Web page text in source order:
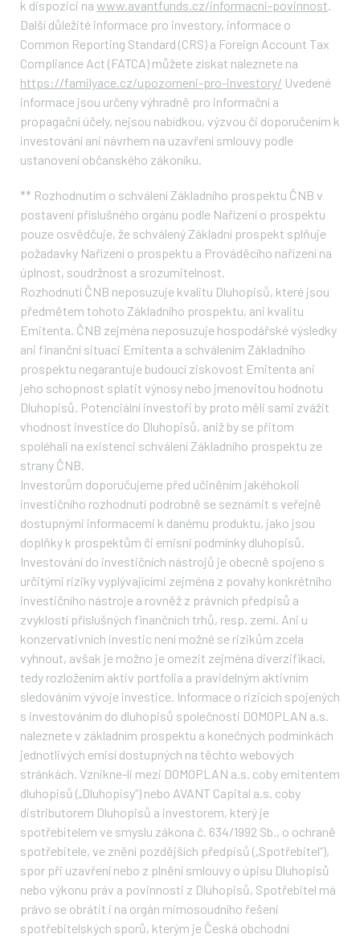
k dispozici na www.avantfunds.cz/informacni-povinnost.
Další důležité informace pro investory, informace o
Common Reporting Standard (CRS) a Foreign Account Tax
Compliance Act (FATCA) můžete získat naleznete na
https://familyace.cz/upozorneni-pro-investory/ Uvedené
informace jsou určeny výhradně pro informační a
propagační účely, nejsou nabídkou, výzvou či doporučením k
investování ani návrhem na uzavření smlouvy podle
ustanovení občanského zákoníku.
** Rozhodnutím o schválení Základního prospektu ČNB v
postavení příslušného orgánu podle Nařízení o prospektu
pouze osvědčuje, že schválený Základní prospekt splňuje
požadavky Nařízení o prospektu a Prováděcího nařízení na
úplnost, soudržnost a srozumitelnost.
Rozhodnutí ČNB neposuzuje kvalitu Dluhopisů, které jsou
předmětem tohoto Základního prospektu, ani kvalitu
Emitenta. ČNB zejména neposuzuje hospodářské výsledky
ani finanční situaci Emitenta a schválením Základního
prospektu negarantuje budoucí ziskovost Emitenta ani
jeho schopnost splatit výnosy nebo jmenovitou hodnotu
Dluhopisů. Potenciální investoři by proto měli sami zvážit
vhodnost investice do Dluhopisů, aniž by se přitom
spoléhali na existenci schválení Základního prospektu ze
strany ČNB.
Investorům doporučujeme před učiněním jakéhokoli
investičního rozhodnutí podrobně se seznámit s veřejně
dostupnými informacemi k danému produktu, jako jsou
doplňky k prospektům či emisní podmínky dluhopisů.
Investování do investičních nástrojů je obecně spojeno s
určitými riziky vyplývajícími zejména z povahy konkrétního
investičního nástroje a rovněž z právních předpisů a
zvyklostí příslušných finančních trhů, resp. zemí. Ani u
konzervativních investic není možné se rizikům zcela
vyhnout, avšak je možno je omezit zejména diverzifikací,
tedy rozložením aktiv portfolia a pravidelným aktivním
sledováním vývoje investice. Informace o rizicích spojených
s investováním do dluhopisů společnosti DOMOPLAN a.s.
naleznete v základním prospektu a konečných podmínkách
jednotlivých emisí dostupných na těchto webových
stránkách. Vznikne-li mezi DOMOPLAN a.s. coby emitentem
dluhopisů („Dluhopisy“) nebo AVANT Capital a.s. coby
distributorem Dluhopisů a investorem, který je
spotřebitelem ve smyslu zákona č. 634/1992 Sb., o ochraně
spotřebitele, ve znění pozdějších předpisů („Spotřebitel“),
spor při uzavření nebo z plnění smlouvy o úpisu Dluhopisů
nebo výkonu práv a povinnosti z Dluhopisů, Spotřebitel má
právo se obrátit i na orgán mimosoudního řešení
spotřebitelských sporů, kterým je Česká obchodní